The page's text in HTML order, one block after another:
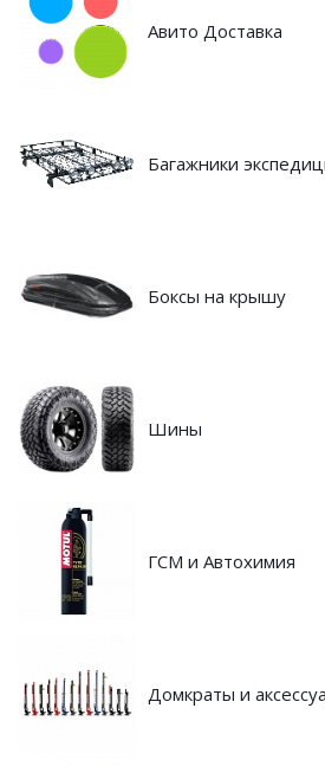
Авито Доставка
Багажники
Боксы на крышу
Шины
ГСМ и Автохимия
Домкраты и